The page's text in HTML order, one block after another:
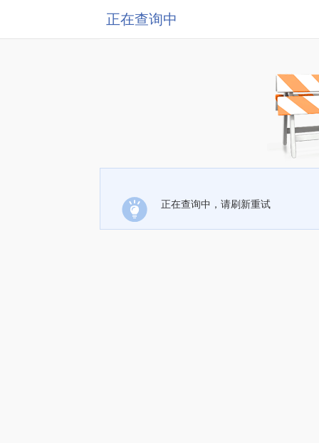
正在查询中
正在查询中，请刷新重试